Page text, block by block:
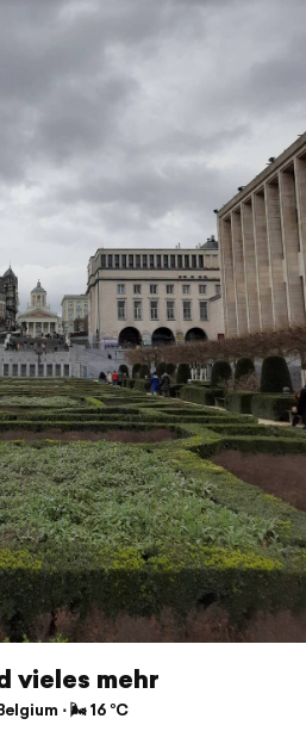
vieles mehr
⋅ 🌬 16 °C